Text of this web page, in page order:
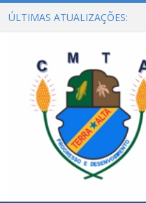
ÚLTIMAS ATUALIZAÇÕES: